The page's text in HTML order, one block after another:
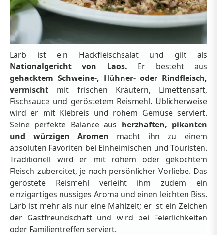
Larb ist ein Hackfleischsalat und gilt als
Nationalgericht von Laos. Er besteht aus
gehacktem Schweine-, Hühner- oder Rindfleisch,
vermischt mit frischen Kräutern, Limettensaft,
Fischsauce und geröstetem Reismehl. Üblicherweise
wird er mit Klebreis und rohem Gemüse serviert.
Seine perfekte Balance aus herzhaften, pikanten
und würzigen Aromen macht ihn zu einem
absoluten Favoriten bei Einheimischen und Touristen.
Traditionell wird er mit rohem oder gekochtem
Fleisch zubereitet, je nach persönlicher Vorliebe. Das
geröstete Reismehl verleiht ihm zudem ein
einzigartiges nussiges Aroma und einen leichten Biss.
Larb ist mehr als nur eine Mahlzeit; er ist ein Zeichen
der Gastfreundschaft und wird bei Feierlichkeiten
oder Familientreffen serviert.